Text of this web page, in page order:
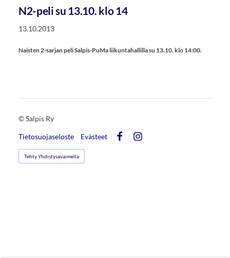
N2-peli su 13.10. klo 14
13.10.2013
Naisten 2-sarjan peli Salpis-PuMa liikuntahallilla su 13.10. klo 14:00.
©Salpis Ry
Tietosuojaseloste
Evästeet
Tehty Yhdistysavaimella